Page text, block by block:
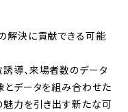
解決に貢献できる可能
導、来場者数のデータ
とデータを組み合わせた
力を引き出す新たな可